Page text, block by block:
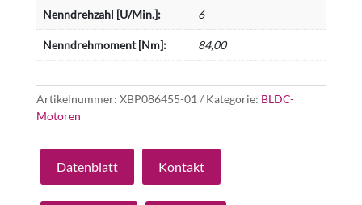
Nenndrehzahl [U/Min.]: 6
Nenndrehmoment [Nm]: 84,00
Artikelnummer: XBP086455-01 Kategorie: BLDC-
Motoren
Datenblatt Kontakt